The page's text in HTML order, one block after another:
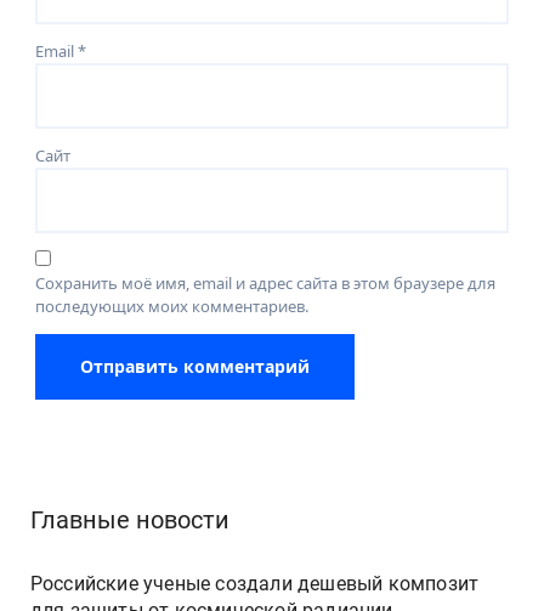
Email*
Сайт
Сохранить моё имя, email и адрес сайта в этом браузере для
последующих моих комментариев.
Главные новости
Российские ученые создали дешевый композит